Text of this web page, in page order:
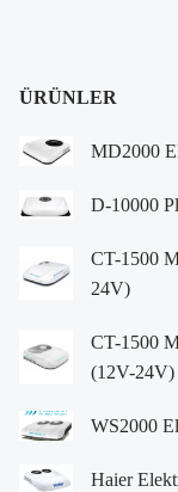
ÜRÜNLER
MD2000
D-10000
CT-1500
24V)
CT-1500
(12V-24V)
WS2000
Haier